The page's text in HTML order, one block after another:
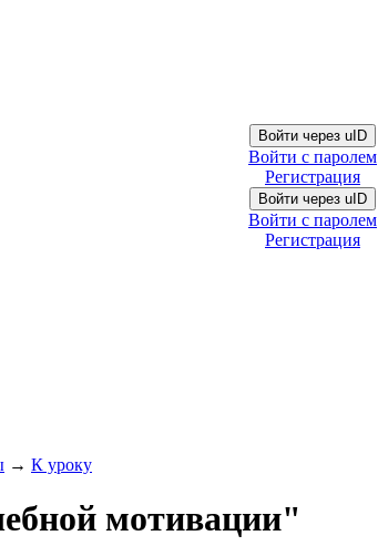
Войти через uID
Войти с паролем
Регистрация
Войти через uID
Войти с паролем
Регистрация
→ К уроку
мотивации"